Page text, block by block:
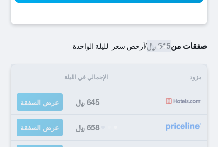
صفقات من645 ﷼ /أرخص سعر الليلة الواحدة
مزود الإجمالي في الليلة
645 ﷼ عرض الصفقة
658 ﷼ عرض الصفقة